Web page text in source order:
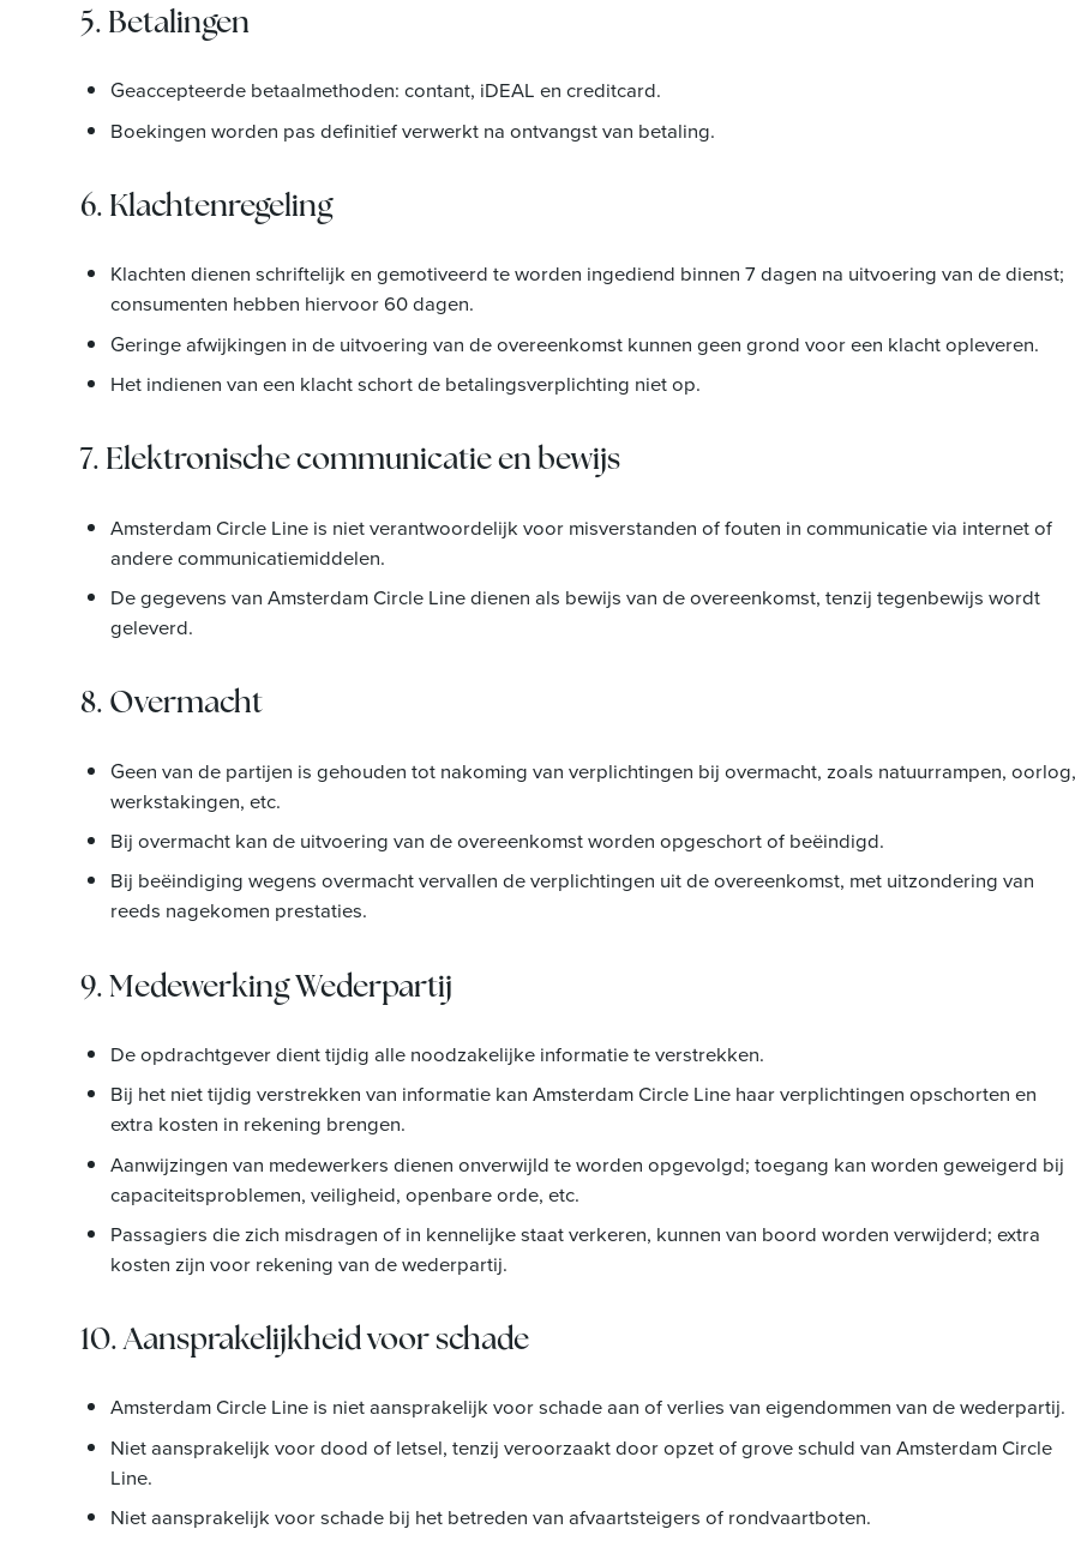
5. Betalingen
Geaccepteerde betaalmethoden: contant, iDEAL en creditcard.
Boekingen worden pas definitief verwerkt na ontvangst van betaling.
6. Klachtenregeling
Klachten dienen schriftelijk en gemotiveerd te worden ingediend binnen 7 dagen na uitvoering van de dienst;
consumenten hebben hiervoor 60 dagen.
Geringe afwijkingen in de uitvoering van de overeenkomst kunnen geen grond voor een klacht opleveren.
Het indienen van een klacht schort de betalingsverplichting niet op.
7. Elektronische communicatie en bewijs
Amsterdam Circle Line is niet verantwoordelijk voor misverstanden of fouten in communicatie via internet of
andere communicatiemiddelen.
De gegevens van Amsterdam Circle Line dienen als bewijs van de overeenkomst, tenzij tegenbewijs wordt
geleverd.
8. Overmacht
Geen van de partijen is gehouden tot nakoming van verplichtingen bij overmacht, zoals natuurrampen,
werkstakingen, etc.
Bij overmacht kan de uitvoering van de overeenkomst worden opgeschort of beëindigd.
Bij beëindiging wegens overmacht vervallen de verplichtingen uit de overeenkomst, met uitzondering van
reeds nagekomen prestaties.
9. Medewerking Wederpartij
De opdrachtgever dient tijdig alle noodzakelijke informatie te verstrekken.
Bij het niet tijdig verstrekken van informatie kan Amsterdam Circle Line haar verplichtingen opschorten en
extra kosten in rekening brengen.
Aanwijzingen van medewerkers dienen onverwijld te worden opgevolgd; toegang kan worden geweigerd bij
capaciteitsproblemen, veiligheid, openbare orde, etc.
Passagiers die zich misdragen of in kennelijke staat verkeren, kunnen van boord worden verwijderd; extra
kosten zijn voor rekening van de wederpartij.
10. Aansprakelijkheid voor schade
Amsterdam Circle Line is niet aansprakelijk voor schade aan of verlies van eigendommen van de wederpartij.
Niet aansprakelijk voor dood of letsel, tenzij veroorzaakt door opzet of grove schuld van Amsterdam Circle
Line.
Niet aansprakelijk voor schade bij het betreden van afvaartsteigers of rondvaartboten.